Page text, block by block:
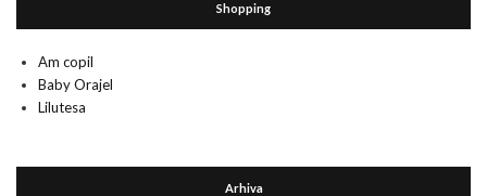
Shopping
Am copil
Baby Orajel
Lilutesa
Arhiva